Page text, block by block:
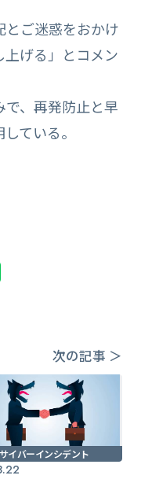
ご迷惑をおかけ
上げる」とコメン
で、再発防止と早
ている。
次の記事 ＞
サイバーインシデント